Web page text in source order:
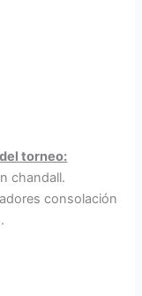
torneo:
chandall.
consolación